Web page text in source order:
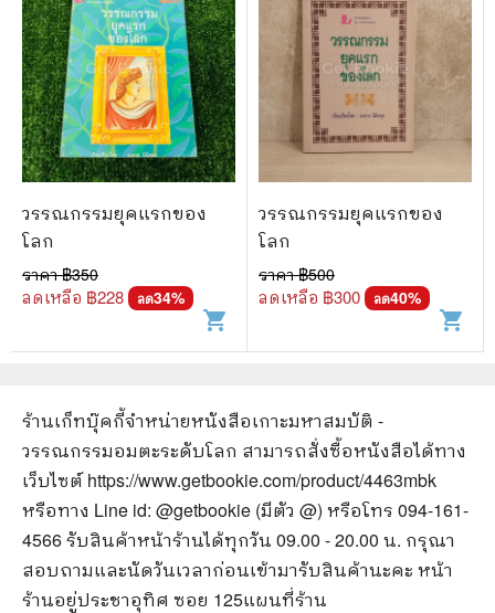
วรรณกรรมยุคแรกของ
โลก
ราคา ฿350
ลดเหลือ ฿228 ลด34%
shopping_cart
วรรณกรรมยุคแรกของ
โลก
ราคา ฿500
ลดเหลือ ฿300 ลด40%
shopping_cart
ร้านเก็ทบุ๊คกี้จำหน่ายหนังสือเกาะมหาสมบัติ -
วรรณกรรมอมตะระดับโลก สามารถสั่งซื้อหนังสือได้ทาง
เว็บไซต์ https://www.getbookie.com/product/4463mbk
หรือทาง Line id: @getbookie (มีตัว @) หรือโทร 094-161-
4566 รับสินค้าหน้าร้านได้ทุกวัน 09.00 - 20.00 น. กรุณา
สอบถามและนัดวันเวลาก่อนเข้ามารับสินค้านะคะ หน้า
ร้านอยู่ประชาอุทิศ ซอย 125แผนที่ร้าน